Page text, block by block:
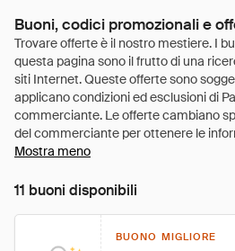
Buoni, codici promozionali e
Mostra meno
11 buoni disponibili
BUONO MIGLIORE